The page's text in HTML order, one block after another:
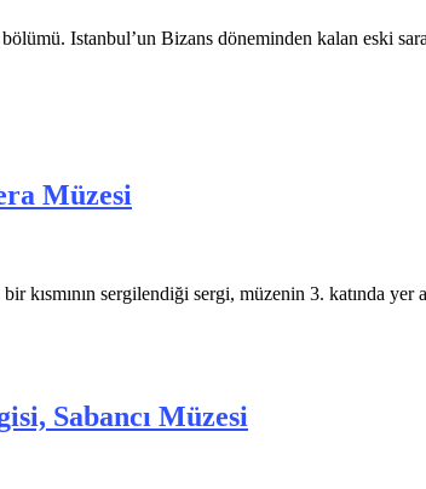
Istanbul’un Bizans döneminden kalan eski
Müzesi
kısmının sergilendiği sergi, müzenin 3. katında
Sabancı Müzesi